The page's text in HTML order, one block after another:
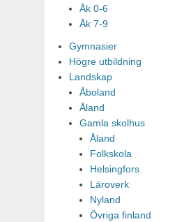
Åk 0-6
Åk 7-9
Gymnasier
Högre utbildning
Landskap
Åboland
Åland
Gamla skolhus
Åland
Folkskola
Helsingfors
Läroverk
Nyland
Övriga finland